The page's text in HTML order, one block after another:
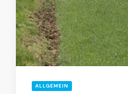
ALLGEMEIN